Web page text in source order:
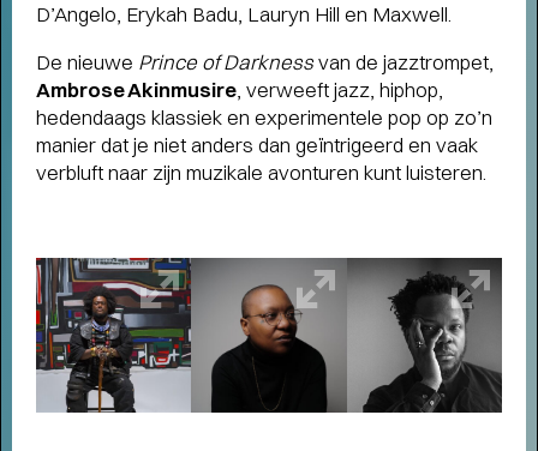
THEATERMAKER STEEF DE JONG
OVER TULIP TOWN - Operette, punk,
humor, liefde en kartonnen magie
D’Angelo, Erykah Badu, Lauryn Hill en Maxwell.
De nieuwe Prince of Darknessvan de jazztrompet,
Ambrose Akinmusire , verweeft jazz, hiphop,
hedendaags klassiek en experimentele pop op zo’n
manier dat je niet anders dan geïntrigeerd en vaak
verbluft naar zijn muzikale avonturen kunt luisteren.